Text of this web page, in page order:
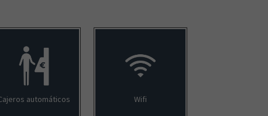
automáticos Wifi